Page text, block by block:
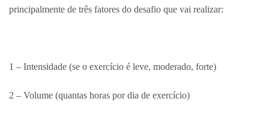
principalmente de três fatores do desafio que vai realizar:
1 – Intensidade (se o exercício é leve, moderado, forte)
2 – Volume (quantas horas por dia de exercício)